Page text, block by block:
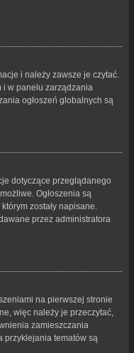
i należy zawsze je czytać.
i w panelu zarządzania
ogłoszeń globalnych są
dotyczące przeglądanego
Ogłoszenia są
zostały napisane.
przez administratora
na pierwszej stronie
więc należy je przeczytać,
zamieszczania
przyklejania tematów są